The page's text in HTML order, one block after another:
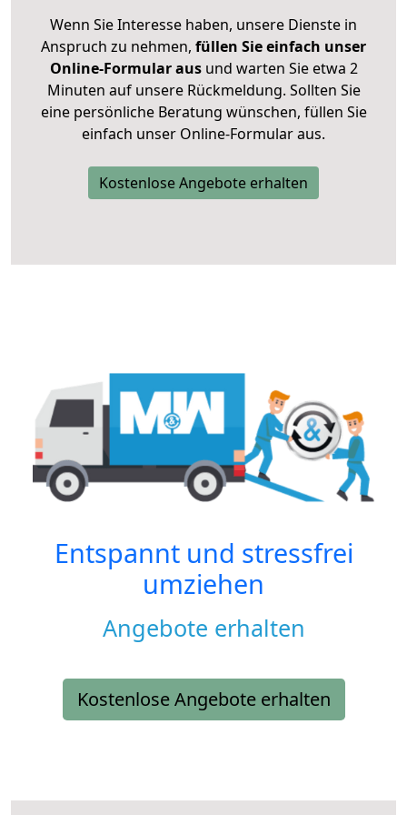
Wenn Sie Interesse haben, unsere Dienste in
Anspruch zu nehmen, füllen Sie einfach unser
Online-Formular ausund warten Sie etwa 2
Minuten auf unsere Rückmeldung. Sollten Sie
eine persönliche Beratung wünschen, füllen Sie
einfach unser Online-Formular aus.
Kostenlose Angebote erhalten
Entspannt und stressfrei
umziehen
Angebote erhalten
Kostenlose Angebote erhalten